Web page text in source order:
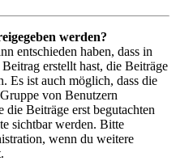
werden?
entschieden haben, dass in
erstellt hast, die Beiträge
Es ist auch möglich, dass die
von Benutzern
die Beiträge erst begutachten
sichtbar werden. Bitte
wenn du weitere